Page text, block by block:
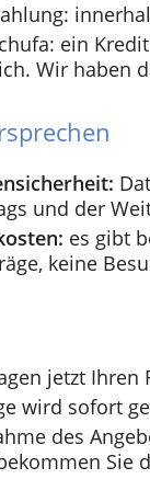
ein
Wir haben
und der
es gibt
keine
jetzt Ihren
wird sofort
des
Sie